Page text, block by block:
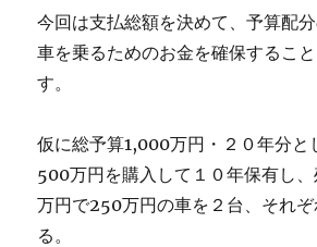
今回は支払総額を決めて、予算配
車を乗るためのお金を確保するこ
す。
仮に総予算1,000万円・２０年分と
500万円を購入して１０年保有し
万円で250万円の車を２台、それ
る。